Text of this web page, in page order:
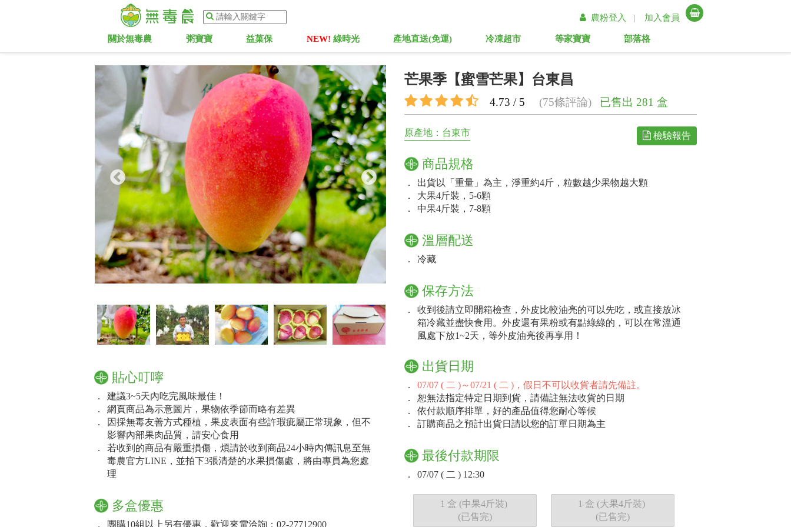
農粉登入 | 加入會員
關於無毒農 粥寶寶 益菓保 NEW! 綠時光 產地直送(免運) 冷凍超市 等家寶寶 部落格
貼心叮嚀
．
建議3~5天內吃完風味最佳！
．
網頁商品為示意圖片，果物依季節而略有差異
．
因採無毒友善方式種植，果皮表面有些許瑕疵屬正常現象，但不
影響內部果肉品質，請安心食用
．
若收到的商品有嚴重損傷，煩請於收到商品24小時內傳訊息至無
毒農官方LINE，並拍下3張清楚的水果損傷處，將由專員為您處
理
多盒優惠
． 團購10組以上另有優惠，歡迎來電洽詢：02-27712900
芒果季【蜜雪芒果】台東昌
4.73 / 5 (75條評論) 已售出 281 盒
原產地：台東市 檢驗報告
商品規格
．
出貨以「重量」為主，淨重約4斤，粒數越少果物越大顆
．
大果4斤裝，5-6顆
．
中果4斤裝，7-8顆
溫層配送
． 冷藏
保存方法
．
收到後請立即開箱檢查，外皮比較油亮的可以先吃，或直接放冰
箱冷藏並盡快食用。外皮還有果粉或有點綠綠的，可以在常溫通
風處下放1~2天，等外皮油亮後再享用！
出貨日期
．
07/07 ( 二 )～07/21 ( 二 )，假日不可以收貨者請先備註。
．
恕無法指定特定日期到貨，請備註無法收貨的日期
．
依付款順序排單，好的產品值得您耐心等候
．
訂購商品之預計出貨日請以您的訂單日期為主
最後付款期限
． 07/07 ( 二 ) 12:30
1 盒 (中果4斤裝)
(已售完)
1 盒 (大果4斤裝)
(已售完)